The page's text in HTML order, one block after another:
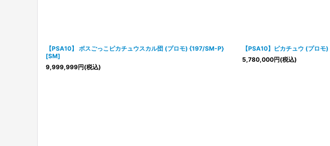
【PSA10】 ボスごっこピカチュウスカル団 (プロモ) {197/SM-P}
[SM]
9,999,999円(税込)
【PSA10】ピカチュウ (プロ
5,780,000円(税込)